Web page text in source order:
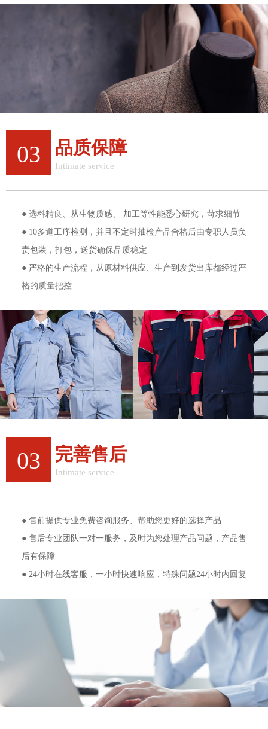
03 品质保障
Intimate service
● 选料精良、从生物质感、 加工等性能悉心研究，苛求细节
● 10多道工序检测，并且不定时抽检产品合格后由专职人员负
责包装，打包，送货确保品质稳定
● 严格的生产流程，从原材料供应、生产到发货出库都经过严
格的质量把控
03 完善售后
Intimate service
● 售前提供专业免费咨询服务、帮助您更好的选择产品
● 售后专业团队一对一服务，及时为您处理产品问题，产品售
后有保障
● 24小时在线客服，一小时快速响应，特殊问题24小时内回复